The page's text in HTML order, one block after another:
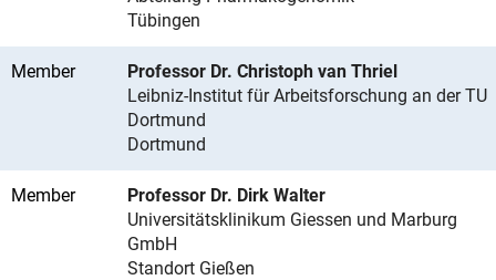
Tübingen
Member
Professor Dr. Christoph van Thriel
Leibniz-Institut für Arbeitsforschung an der TU
Dortmund
Dortmund
Member
Professor Dr. Dirk Walter
Universitätsklinikum Giessen und Marburg
GmbH
Standort Gießen